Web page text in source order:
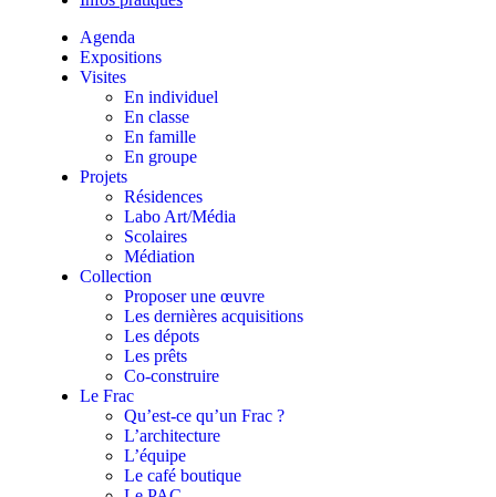
Agenda
Expositions
Visites
En individuel
En classe
En famille
En groupe
Projets
Résidences
Labo Art/Média
Scolaires
Médiation
Collection
Proposer une œuvre
Les dernières acquisitions
Les dépots
Les prêts
Co-construire
Le Frac
Qu’est-ce qu’un Frac ?
L’architecture
L’équipe
Le café boutique